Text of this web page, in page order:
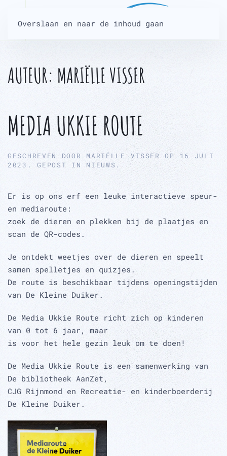
Overslaan en naar de inhoud gaan
AUTEUR: MARIËLLE VISSER
MEDIA UKKIE ROUTE
GESCHREVEN DOOR MARIËLLE VISSER OP16 JULI
2023 . GEPOST IN NIEUWS .
Er is op ons erf een leuke interactieve speur-
en mediaroute:
zoek de dieren en plekken bij de plaatjes en
scan de QR-codes.
Je ontdekt weetjes over de dieren en speelt
samen spelletjes en quizjes.
De route is beschikbaar tijdens openingstijden
van De Kleine Duiker.
De Media Ukkie Route richt zich op kinderen
van 0 tot 6 jaar, maar
is voor het hele gezin leuk om te doen!
De Media Ukkie Route is een samenwerking van
De bibliotheek AanZet,
CJG Rijnmond en Recreatie- en kinderboerderij
De Kleine Duiker.